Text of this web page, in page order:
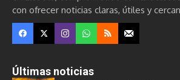
con ofrecer noticias claras, útiles y
Últimas noticias